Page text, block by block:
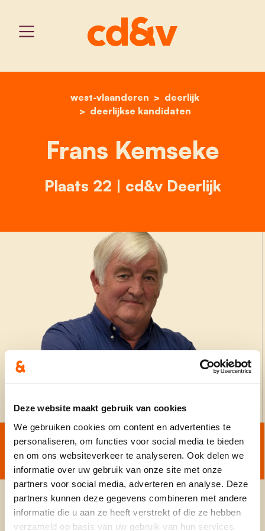
Deze website maakt gebruik van cookies
We gebruiken cookies om content en advertenties te
personaliseren, om functies voor social media te bieden
en om ons websiteverkeer te analyseren. Ook delen we
informatie over uw gebruik van onze site met onze
partners voor social media, adverteren en analyse. Deze
partners kunnen deze gegevens combineren met andere
informatie die u aan ze heeft verstrekt of die ze hebben
verzameld op basis van uw gebruik van hun services.
home
west-vlaanderen
deerlijk
deerlijkse kandidaten
frans kemseke
Frans Kemseke
Plaats 22 | cd&v Deerlijk